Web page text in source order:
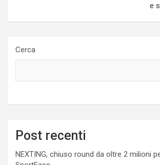
e
Cerca
Post recenti
NEXTING, chiuso round da oltre 2 milioni